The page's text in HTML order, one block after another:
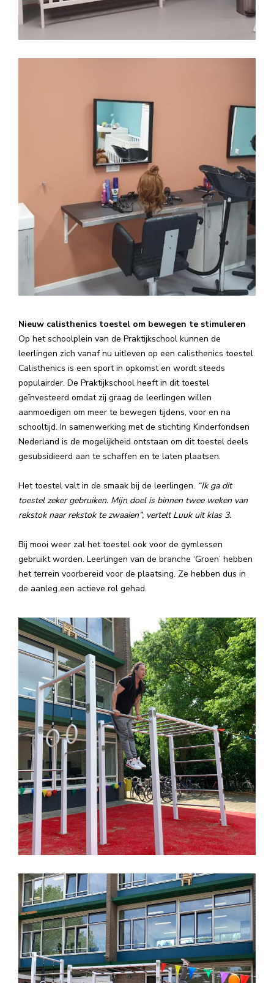
Nieuw calisthenics toestel om bewegen te stimuleren
Op het schoolplein van de Praktijkschool kunnen de
leerlingen zich vanaf nu uitleven op een calisthenics toestel.
Calisthenics is een sport in opkomst en wordt steeds
populairder. De Praktijkschool heeft in dit toestel
geïnvesteerd omdat zij graag de leerlingen willen
aanmoedigen om meer te bewegen tijdens, voor en na
schooltijd. In samenwerking met de stichting Kinderfondsen
Nederland is de mogelijkheid ontstaan om dit toestel deels
gesubsidieerd aan te schaffen en te laten plaatsen.
Het toestel valt in de smaak bij de leerlingen. “Ik ga dit
toestel zeker gebruiken. Mijn doel is binnen twee weken van
rekstok naar rekstok te zwaaien”, vertelt Luuk uit klas 3.
Bij mooi weer zal het toestel ook voor de gymlessen
gebruikt worden. Leerlingen van de branche ‘Groen’ hebben
het terrein voorbereid voor de plaatsing. Ze hebben dus in
de aanleg een actieve rol gehad.